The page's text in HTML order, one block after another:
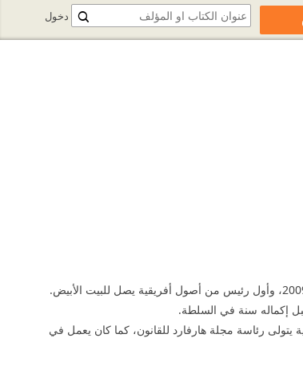
يتولى رئاسة مجلة هارفارد للقانون، كما كان يعمل في
دخول